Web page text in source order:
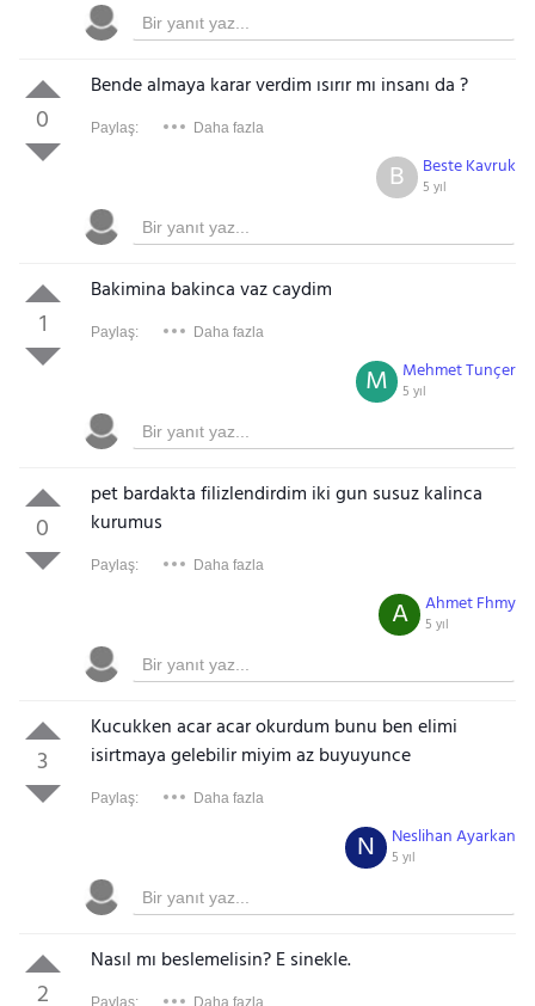
0
Bende almaya karar verdim ısırır mı insanı da ?
Paylaş: Daha fazla
Beste Kavruk
5 yıl
B
1
Bakimina bakinca vaz caydim
Paylaş: Daha fazla
Mehmet Tunçer
5 yıl
M
0
pet bardakta filizlendirdim iki gun susuz kalinca
kurumus
Paylaş: Daha fazla
Ahmet Fhmy
5 yıl
A
3
Kucukken acar acar okurdum bunu ben elimi
isirtmaya gelebilir miyim az buyuyunce
Paylaş: Daha fazla
Neslihan Ayarkan
5 yıl
N
2
Nasıl mı beslemelisin? E sinekle.
Paylaş: Daha fazla